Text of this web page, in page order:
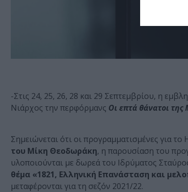
-Στις 24, 25, 26, 28 και 29 Σεπτεμβρίου, η
Νιάρχος την περφόρμανς Οι επτά θάνατοι
Σημειώνεται ότι οι προγραμματισμένες για
του Μίκη Θεοδωράκη, η παρουσίαση του
υλοποιούνται με δωρεά του Ιδρύματος
θέμα «1821, Ελληνική Επανάσταση και
μεταφέρονται για τη σεζόν 2021/22.